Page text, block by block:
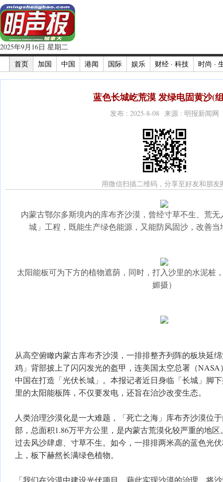
2025年9月16日 星期二
首页
加国 中国 港闻 国际 娱乐 财经 · 科技 时尚 ·
蓝色长城屹荒漠 发绿电固黄沙(
发布 : 2025-8-08 来源 : 明报新闻网
用微信扫描二维码，分享至好友和朋友
内蒙古鄂尔多斯境内的库布齐沙漠，曾经寸草不生、荒
城」工程，既能生产绿色能源，又能防风固沙，改善
太阳能板可为下方的植物遮荫，同时，打入沙里的水泥桩
媚摄）
从高空俯瞰内蒙古库布齐沙漠，一排排整齐列阵的板块延
鸡」背部披上了闪闪发光的盔甲，连美国太空总署（
中国在打造「光伏长城」。本报记者近日身临「长城」脚
里的太阳能板阵，不仅要发电，还旨在治沙改变生态。
人类治理沙漠化是一大难题，「死亡之海」库布齐沙漠位
部，总面积1.86万平方公里，是内蒙古荒漠化较严重的地
过去风沙肆虐、寸草不生。如今，一排排两米高的蓝色光
上，板下赫然长满绿色植物。
「我们在沙漠中建设光伏项目，藉此实现沙漠的治理，将